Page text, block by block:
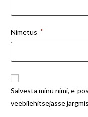
Nimetus *
Salvesta minu nimi, e-
veebilehitsejasse